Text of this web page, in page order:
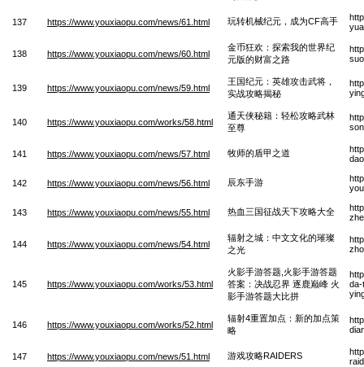
137 https://www.youxiaopu.com/news/61.html 玩转机械纪元，成为CF高手
138 https://www.youxiaopu.com/news/60.html
金币狂欢：探索我的世界纪
元版的财富之路
139 https://www.youxiaopu.com/news/59.html
王国纪元：英雄攻击武将，
实战攻略揭秘
140 https://www.youxiaopu.com/works/58.html
通天侠秘籍：轻松攻略武林
至尊
141 https://www.youxiaopu.com/news/57.html 牧师的盾甲之道
142 https://www.youxiaopu.com/news/56.html 辰东手游
143 https://www.youxiaopu.com/news/55.html 热血三国征战天下攻略大全
144 https://www.youxiaopu.com/news/54.html
辐射之城：中文文化的璀璨
之光
145 https://www.youxiaopu.com/works/53.html
火影手游答题,火影手游答题
答案：决战忍界 逐鹿巅峰 火
影手游答题大比拼
da-
146 https://www.youxiaopu.com/works/52.html
辐射4重置加点：新的加点策
略
147 https://www.youxiaopu.com/news/51.html 游戏攻略RAIDERS